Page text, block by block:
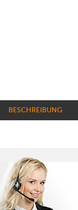
BESCHREIBUNG